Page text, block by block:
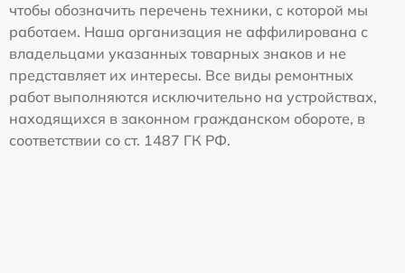
чтобы обозначить перечень техники, с которой мы
работаем. Наша организация не аффилирована с
владельцами указанных товарных знаков и не
представляет их интересы. Все виды ремонтных
работ выполняются исключительно на устройствах,
находящихся в законном гражданском обороте, в
соответствии со ст. 1487 ГК РФ.